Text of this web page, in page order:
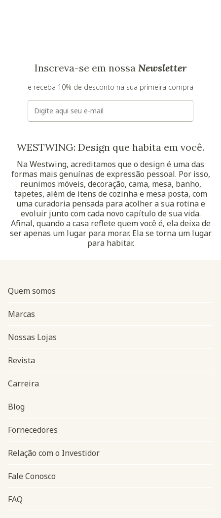
Inscreva-se em nossa Newsletter
e receba 10% de desconto na sua primeira compra
E-mail
WESTWING: Design que habita em você.
Na Westwing, acreditamos que o design é uma das
formas mais genuínas de expressão pessoal. Por isso,
reunimos móveis, decoração, cama, mesa, banho,
tapetes, além de itens de cozinha e mesa posta, com
uma curadoria pensada para acolher a sua rotina e
evoluir junto com cada novo capítulo de sua vida.
Afinal, quando a casa reflete quem você é, ela deixa de
ser apenas um lugar para morar. Ela se torna um lugar
para habitar.
Navegação do rodapé
Quem somos
Marcas
Nossas Lojas
Revista
Carreira
Blog
Fornecedores
Relação com o Investidor
Fale Conosco
FAQ